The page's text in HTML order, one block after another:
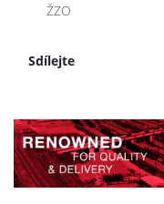
ŽZO
Sdílejte